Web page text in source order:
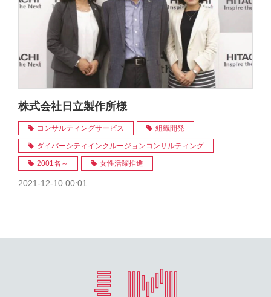
株式会社日立製作所様
コンサルティングサービス 組織開発
ダイバーシティインクルージョンコンサルティング
2001名～ 女性活躍推進
2021-12-10 00:01